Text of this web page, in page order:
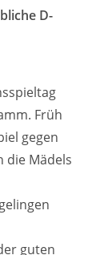
D-
Früh
gegen
die Mädels
guten